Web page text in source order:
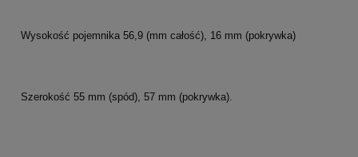
Wysokość pojemnika 56,9 (mm całość), 16 mm (pokrywka)
Szerokość 55 mm (spód), 57 mm (pokrywka).